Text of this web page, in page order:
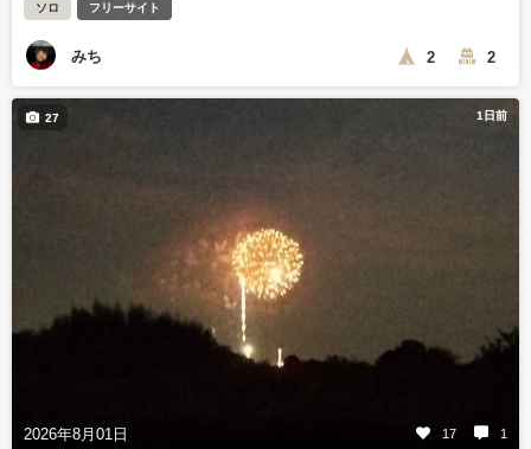
ソロ フリーサイト
みち 2 2
1日前
2026年8月01日 17 1
27